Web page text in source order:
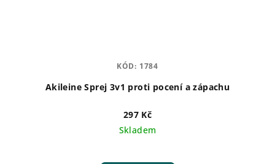
Akileine Sprej 3v1 proti pocení a zápachu
297 Kč
Skladem
KÓD: 1784